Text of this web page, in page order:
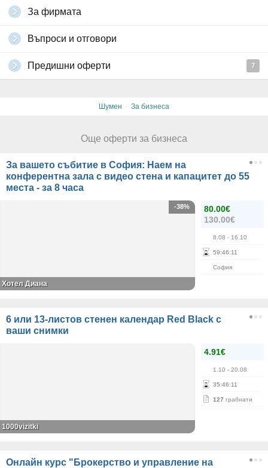
• X203, X204, X330, X340;
• E120, E230, E232, E238, E330, E332, E340,E342.
Xerox
• 3250, 3119, 8EX, PE120, PE220, PE 3150, 3200MFP.
За фирмата
Въпроси и отговори
Предишни оферти 7
Шумен · За бизнеса
Още оферти за бизнеса
За вашето събитие в София: Наем на
конферентна зала с видео стена и капацитет до 55
места - за 8 часа
80.00€
130.00€
8.08 - 16.10
59:46:11
София
-38%
Хотел Диана
6 или 13-листов стенен календар Red Black с
ваши снимки
4.91€
1.10 - 20.08
35:46:11
127 грабнати
1000vizitki
Онлайн курс "Брокерство и управление на